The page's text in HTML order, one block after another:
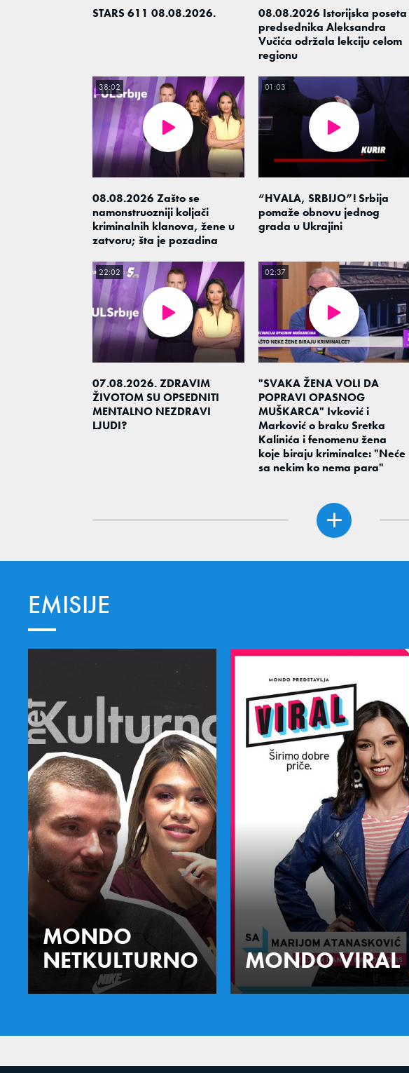
STARS 611 08.08.2026.
08.08.2026 Istorijska poseta
predsednika Aleksandra
Vučića održala lekciju celom
regionu
08.08.2026 Zašto se
namonstruozniji koljači
kriminalnih klanova, žene u
zatvoru; šta je pozadina
38:02
“HVALA, SRBIJO”! Srbija
pomaže obnovu jednog
grada u Ukrajini
01:03
07.08.2026. ZDRAVIM
ŽIVOTOM SU OPSEDNITI
MENTALNO NEZDRAVI
LJUDI?
22:02
"SVAKA ŽENA VOLI DA
POPRAVI OPASNOG
MUŠKARCA" Ivković i
Marković o braku Sretka
Kalinića i fenomenu žena
koje biraju kriminalce: "Neće
sa nekim ko nema para"
02:37
EMISIJE
MONDO
NETKULTURNO
MONDO VIRAL